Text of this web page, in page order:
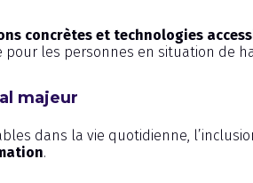
concrètes et technologies
les personnes en situation de
majeur
dans la vie quotidienne,
.